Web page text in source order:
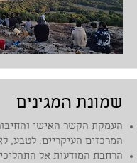
שמונת המגינים
​העמקת הקשר האישי
המרכזים העיקריים: לטבע,
הרחבת המודעות אל